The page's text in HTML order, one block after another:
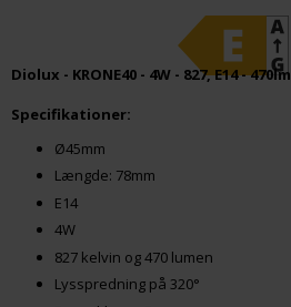
Diolux - KRONE40 - 4W - 827, E14 - 470lm
Specifikationer:
Ø45mm
Længde: 78mm
E14
4W
827 kelvin og 470 lumen
Lysspredning på 320°